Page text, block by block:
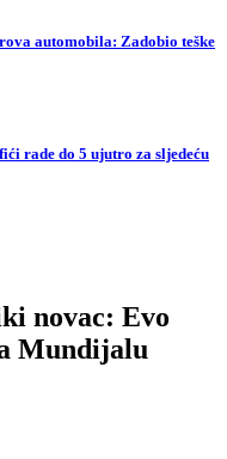
automobila: Zadobio teške
rade do 5 ujutro za sljedeću
novac: Evo
Mundijalu